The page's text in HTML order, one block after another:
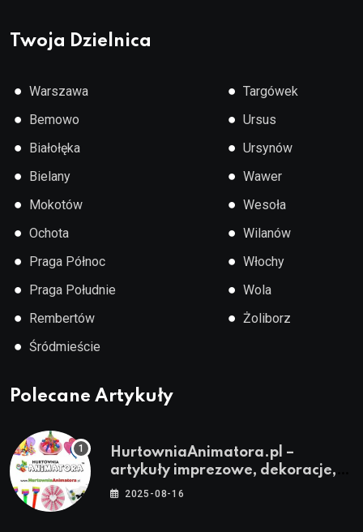
Twoja Dzielnica
● Warszawa
● Bemowo
● Białołęka
● Bielany
● Mokotów
● Ochota
● Praga Północ
● Praga Południe
● Rembertów
● Śródmieście
● Targówek
● Ursus
● Ursynów
● Wawer
● Wesoła
● Wilanów
● Włochy
● Wola
● Żoliborz
Polecane Artykuły
HurtowniaAnimatora.pl –
artykuły imprezowe, dekoracje,
stroje i akcesoria dla animatorów
2025-08-16